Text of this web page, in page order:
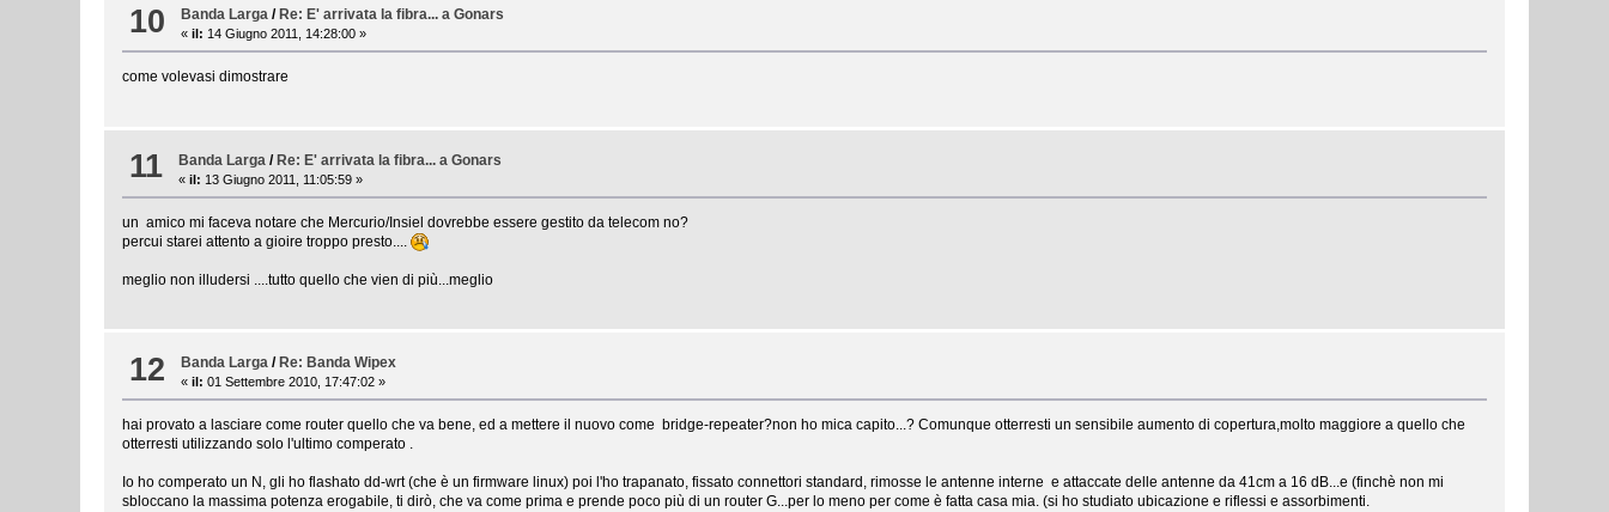
10 Banda Larga / Re: E' arrivata la fibra... a Gonars
«il: 14 Giugno 2011, 14:28:00 »
come volevasi dimostrare
11 Banda Larga /Re: E' arrivata la fibra... a Gonars
«il: 13 Giugno 2011, 11:05:59 »
un amico mi faceva notare che Mercurio/Insiel dovrebbe essere gestito da telecom no?
percui starei attento a gioire troppo presto....
meglio non illudersi ....tutto quello che vien di più...meglio
12 Banda Larga / Re: Banda Wipex
«il: 01 Settembre 2010, 17:47:02 »
hai provato a lasciare come router quello che va bene, ed a mettere il nuovo come bridge-repeater?non ho mica capito...? Comunque otterresti un sensibile aumento di copertura,molto maggiore a quello che
otterresti utilizzando solo l'ultimo comperato .
Io ho comperato un N, gli ho flashato dd-wrt (che è un firmware linux) poi l'ho trapanato, fissato connettori standard, rimosse le antenne interne e attaccate delle antenne da 41cm a 16 dB...e (finchè non mi
sbloccano la massima potenza erogabile, ti dirò, che va come prima e prende poco più di un router G...per lo meno per come è fatta casa mia. (si ho studiato ubicazione e riflessi e assorbimenti.